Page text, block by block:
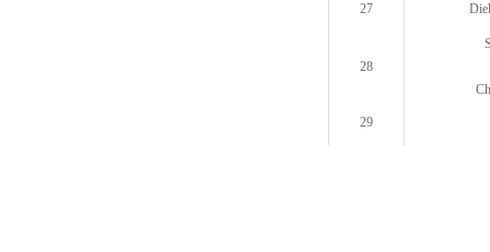
27
28
29